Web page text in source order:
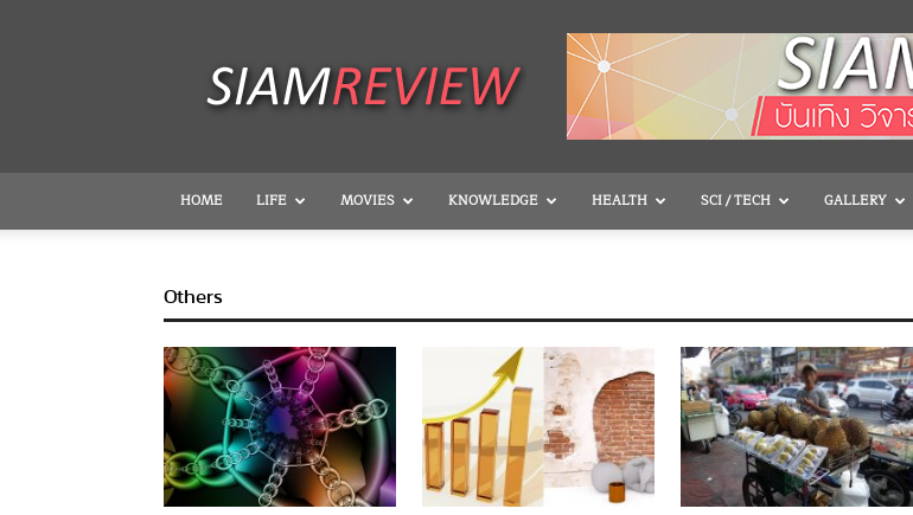
HOME LIFE MOVIES KNOWLEDGE HEALTH SCI / TECH GALLERY
Others